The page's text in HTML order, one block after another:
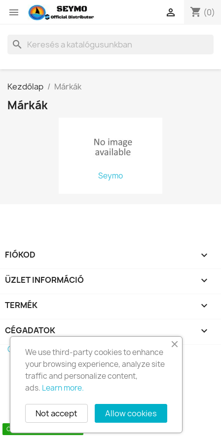
 shopping_cart (0)

search
Kezdőlap Márkák
Márkák
Seymo
FIÓKOD 
Contact us via WhatsApp
ÜZLET INFORMÁCIÓ keyboard_arrow_down
TERMÉK 
CÉGADATOK 
Copyright 2010 - 2025 Seymo Náutica
We use third-party cookies to enhance
your browsing experience, analyze site
traffic and personalize content,
ads. Learn more.
Allow cookies
Not accept